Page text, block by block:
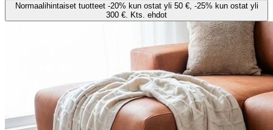
Normaalihintaiset tuotteet -20% kun ostat yli 50 €, -25% kun ostat yli
300 €. Kts. ehdot